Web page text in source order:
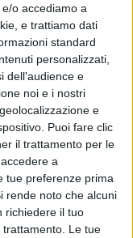
o accediamo a
e trattiamo dati
standard
personalizzati,
dell'audience e
noi e i nostri
e
Puoi fare clic
il trattamento per le
a
tue preferenze prima
rende noto che alcuni
richiedere il tuo
Le tue
della
e il 1996.
e su
l’intero
,serie
come
1984 e